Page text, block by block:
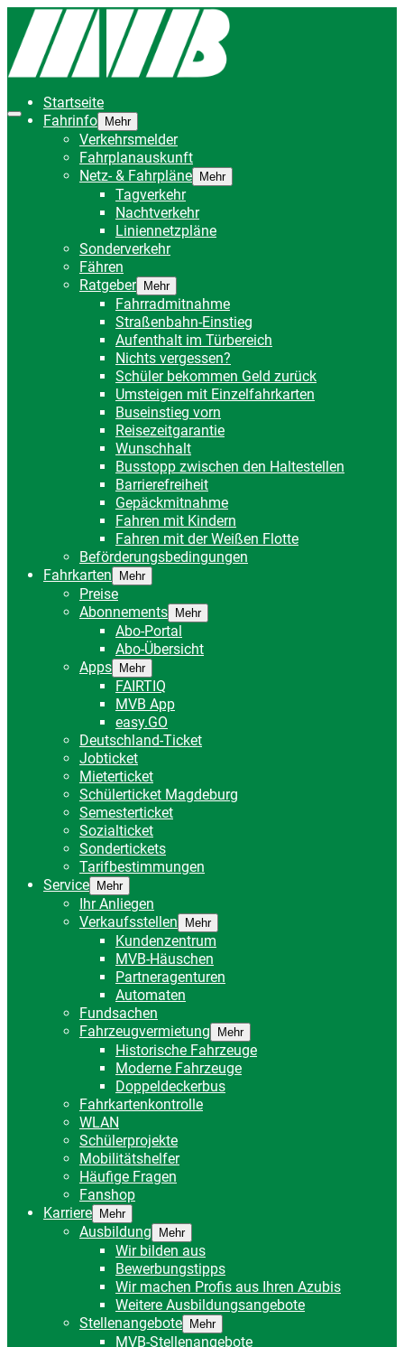
Startseite
Fahrinfo
Mehr
Verkehrsmelder
Fahrplanauskunft
Netz- & Fahrpläne
Mehr
Tagverkehr
Nachtverkehr
Liniennetzpläne
Sonderverkehr
Fähren
Ratgeber
Mehr
Fahrradmitnahme
Straßenbahn-Einstieg
Aufenthalt im Türbereich
Nichts vergessen?
Schüler bekommen Geld zurück
Umsteigen mit Einzelfahrkarten
Buseinstieg vorn
Reisezeitgarantie
Wunschhalt
Busstopp zwischen den Haltestellen
Barrierefreiheit
Gepäckmitnahme
Fahren mit Kindern
Fahren mit der Weißen Flotte
Beförderungsbedingungen
Fahrkarten
Mehr
Preise
Abonnements
Mehr
Abo-Portal
Abo-Übersicht
Apps
Mehr
FAIRTIQ
MVB App
easy.GO
Deutschland-Ticket
Jobticket
Mieterticket
Schülerticket Magdeburg
Semesterticket
Sozialticket
Sondertickets
Tarifbestimmungen
Service
Mehr
Ihr Anliegen
Verkaufsstellen
Mehr
Kundenzentrum
MVB-Häuschen
Partneragenturen
Automaten
Fundsachen
Fahrzeugvermietung
Mehr
Historische Fahrzeuge
Moderne Fahrzeuge
Doppeldeckerbus
Fahrkartenkontrolle
WLAN
Schülerprojekte
Mobilitätshelfer
Häufige Fragen
Fanshop
Karriere
Mehr
Ausbildung Mehr
Wir bilden aus
Bewerbungstipps
Wir machen Profis aus Ihren Azubis
Weitere Ausbildungsangebote
Stellenangebote
Mehr
MVB-Stellenangebote